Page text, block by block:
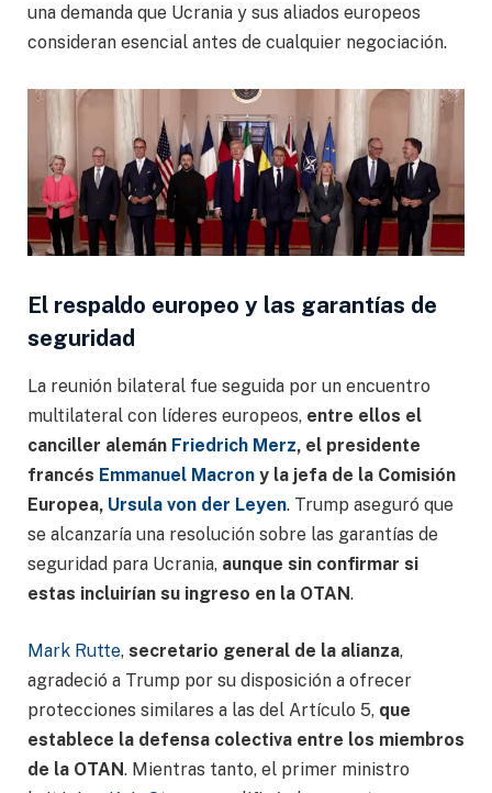
una demanda que Ucrania y sus aliados europeos
consideran esencial antes de cualquier negociación.
El respaldo europeo y las garantías de
seguridad
La reunión bilateral fue seguida por un encuentro
multilateral con líderes europeos, entre ellos el
canciller alemán Friedrich Merz, el presidente
francés Emmanuel Macron y la jefa de la Comisión
Europea, Ursula von der Leyen. Trump aseguró que
se alcanzaría una resolución sobre las garantías de
seguridad para Ucrania, aunque sin confirmar si
estas incluirían su ingreso en la OTAN.
Mark Rutte, secretario general de la alianza,
agradeció a Trump por su disposición a ofrecer
protecciones similares a las del Artículo 5, que
establece la defensa colectiva entre los miembros
de la OTAN. Mientras tanto, el primer ministro